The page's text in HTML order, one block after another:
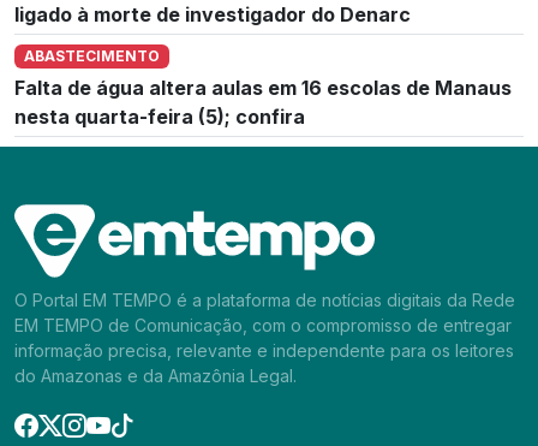
ligado à morte de investigador do Denarc
ABASTECIMENTO
Falta de água altera aulas em 16 escolas de Manaus
nesta quarta-feira (5); confira
O Portal EM TEMPO é a plataforma de notícias digitais da Rede
EM TEMPO de Comunicação, com o compromisso de entregar
informação precisa, relevante e independente para os leitores
do Amazonas e da Amazônia Legal.